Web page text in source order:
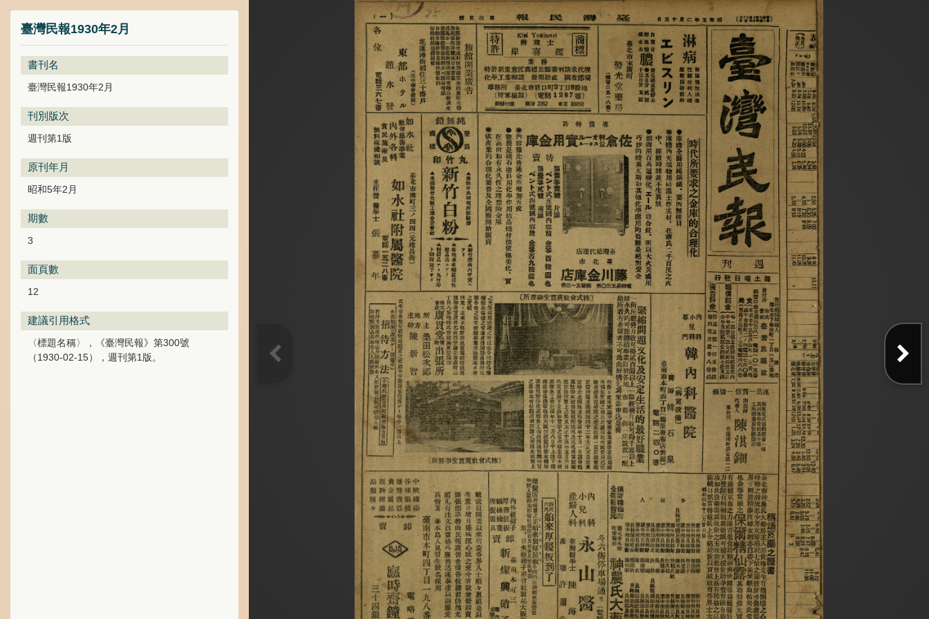
臺灣民報1930年2月
書刊名
臺灣民報1930年2月
刊別版次
週刊第1版
原刊年月
昭和5年2月
期數
3
面頁數
12
建議引用格式
〈標題名稱〉，《臺灣民報》第300號
（1930-02-15），週刊第1版。